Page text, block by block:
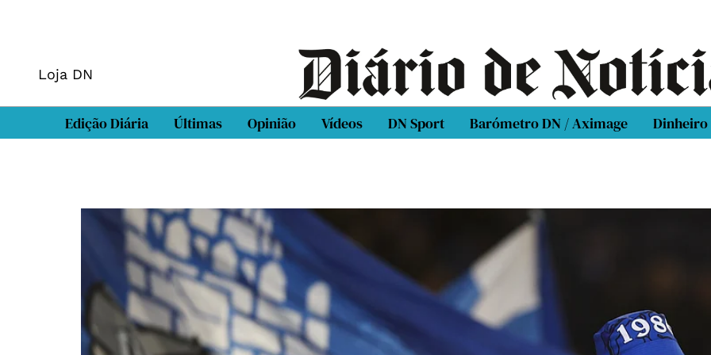
Loja DN
Edição Diária Últimas Opinião Vídeos DN Sport Barómetro DN / Aximage Dinheiro